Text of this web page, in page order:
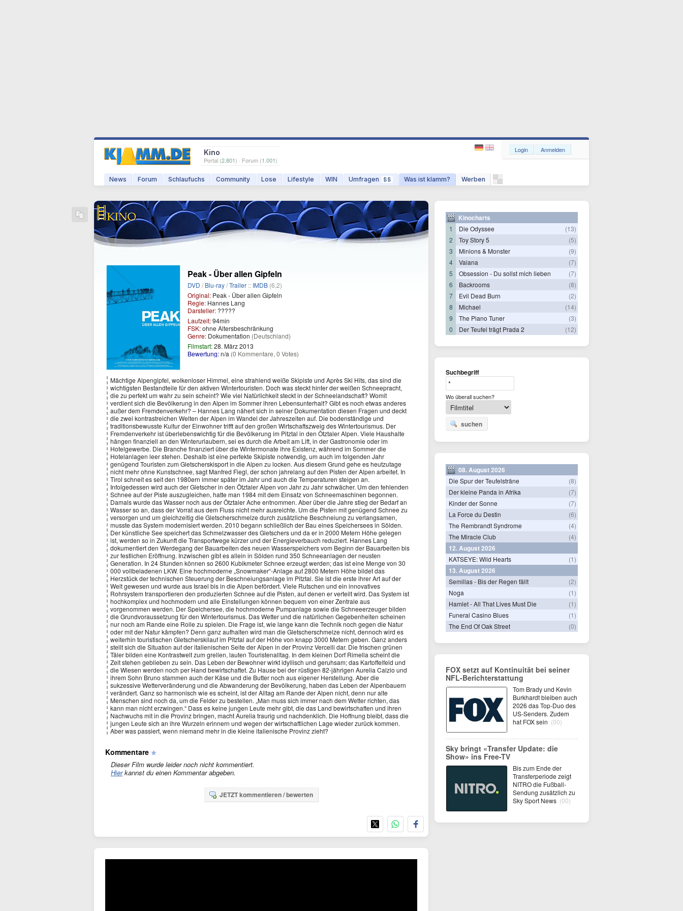
Kino
Portal (2.801) · Forum (1.001)
News Forum Schlaufuchs Community Lose Lifestyle WIN Umfragen $$ Was ist klamm? Werben
Login Anmelden
Peak - Über allen Gipfeln
DVD /Blu-ray/Trailer :: IMDB (6,2)
Original: Peak - Über allen Gipfeln
Regie: Hannes Lang
Darsteller: ?????
Laufzeit:94min
FSK:ohne Altersbeschränkung
Genre: Dokumentation (Deutschland)
Filmstart:28. März 2013
Bewertung:n/a (0 Kommentare, 0 Votes)
Mächtige Alpengipfel, wolkenloser Himmel, eine strahlend weiße Skipiste und Après Ski Hits, das sind die
wichtigsten Bestandteile für den aktiven Wintertouristen. Doch was steckt hinter der weißen Schneepracht,
die zu perfekt um wahr zu sein scheint? Wie viel Natürlichkeit steckt in der Schneelandschaft? Womit
verdient sich die Bevölkerung in den Alpen im Sommer ihren Lebensunterhalt? Gibt es noch etwas anderes
außer dem Fremdenverkehr? – Hannes Lang nähert sich in seiner Dokumentation diesen Fragen und deckt
die zwei kontrastreichen Welten der Alpen im Wandel der Jahreszeiten auf. Die bodenständige und
traditionsbewusste Kultur der Einwohner trifft auf den großen Wirtschaftszweig des Wintertourismus. Der
Fremdenverkehr ist überlebenswichtig für die Bevölkerung im Pitztal in den Ötztaler Alpen. Viele Haushalte
hängen finanziell an den Winterurlaubern, sei es durch die Arbeit am Lift, in der Gastronomie oder im
Hotelgewerbe. Die Branche finanziert über die Wintermonate ihre Existenz, während im Sommer die
Hotelanlagen leer stehen. Deshalb ist eine perfekte Skipiste notwendig, um auch im folgenden Jahr
genügend Touristen zum Gletscherskisport in die Alpen zu locken. Aus diesem Grund gehe es heutzutage
nicht mehr ohne Kunstschnee, sagt Manfred Fiegl, der schon jahrelang auf den Pisten der Alpen arbeitet. In
Tirol schneit es seit den 1980ern immer später im Jahr und auch die Temperaturen steigen an.
Infolgedessen wird auch der Gletscher in den Ötztaler Alpen von Jahr zu Jahr schwächer. Um den fehlenden
Schnee auf der Piste auszugleichen, hatte man 1984 mit dem Einsatz von Schneemaschinen begonnen.
Damals wurde das Wasser noch aus der Ötztaler Ache entnommen. Aber über die Jahre stieg der Bedarf an
Wasser so an, dass der Vorrat aus dem Fluss nicht mehr ausreichte. Um die Pisten mit genügend Schnee zu
versorgen und um gleichzeitig die Gletscherschmelze durch zusätzliche Beschneiung zu verlangsamen,
musste das System modernisiert werden. 2010 begann schließlich der Bau eines Speichersees in Sölden.
Der künstliche See speichert das Schmelzwasser des Gletschers und da er in 2000 Metern Höhe gelegen
ist, werden so in Zukunft die Transportwege kürzer und der Energieverbauch reduziert. Hannes Lang
dokumentiert den Werdegang der Bauarbeiten des neuen Wasserspeichers vom Beginn der Bauarbeiten bis
zur festlichen Eröffnung. Inzwischen gibt es allein in Sölden rund 350 Schneeanlagen der neusten
Generation. In 24 Stunden können so 2600 Kubikmeter Schnee erzeugt werden; das ist eine Menge von 30
000 vollbeladenen LKW. Eine hochmoderne „Snowmaker“-Anlage auf 2800 Metern Höhe bildet das
Herzstück der technischen Steuerung der Beschneiungsanlage im Pitztal. Sie ist die erste ihrer Art auf der
Welt gewesen und wurde aus Israel bis in die Alpen befördert. Viele Rutschen und ein innovatives
Rohrsystem transportieren den produzierten Schnee auf die Pisten, auf denen er verteilt wird. Das System ist
hochkomplex und hochmodern und alle Einstellungen können bequem von einer Zentrale aus
vorgenommen werden. Der Speichersee, die hochmoderne Pumpanlage sowie die Schneeerzeuger bilden
die Grundvoraussetzung für den Wintertourismus. Das Wetter und die natürlichen Gegebenheiten scheinen
nur noch am Rande eine Rolle zu spielen. Die Frage ist, wie lange kann die Technik noch gegen die Natur
oder mit der Natur kämpfen? Denn ganz aufhalten wird man die Gletscherschmelze nicht, dennoch wird es
weiterhin touristischen Gletscherskilauf im Pitztal auf der Höhe von knapp 3000 Metern geben. Ganz anders
stellt sich die Situation auf der italienischen Seite der Alpen in der Provinz Vercelli dar. Die frischen grünen
Täler bilden eine Kontrastwelt zum grellen, lauten Touristenalltag. In dem kleinen Dorf Rimella scheint die
Zeit stehen geblieben zu sein. Das Leben der Bewohner wirkt idyllisch und geruhsam; das Kartoffelfeld und
die Wiesen werden noch per Hand bewirtschaftet. Zu Hause bei der rüstigen 82-jährigen Aurelia Calzio und
ihrem Sohn Bruno stammen auch der Käse und die Butter noch aus eigener Herstellung. Aber die
sukzessive Wetterveränderung und die Abwanderung der Bevölkerung, haben das Leben der Alpenbauern
verändert. Ganz so harmonisch wie es scheint, ist der Alltag am Rande der Alpen nicht, denn nur alte
Menschen sind noch da, um die Felder zu bestellen. „Man muss sich immer nach dem Wetter richten, das
kann man nicht erzwingen.“ Dass es keine jungen Leute mehr gibt, die das Land bewirtschaften und ihren
Nachwuchs mit in die Provinz bringen, macht Aurelia traurig und nachdenklich. Die Hoffnung bleibt, dass die
jungen Leute sich an ihre Wurzeln erinnern und wegen der wirtschaftlichen Lage wieder zurück kommen.
Aber was passiert, wenn niemand mehr in die kleine italienische Provinz zieht?
Kommentare
Dieser Film wurde leider noch nicht kommentiert.
Hierkannst du einen Kommentar abgeben.
JETZT kommentieren / bewerten
Kinocharts
1 Die Odyssee
(13)
2
Toy Story 5
(5)
3
Minions & Monster
(9)
4
Vaiana
(7)
5
Obsession - Du sollst mich lieben
(7)
6
Backrooms
(8)
7
Evil Dead Burn
(2)
8
Michael
(14)
9
The Piano Tuner
(3)
0
Der Teufel trägt Prada 2 (12)
Suchbegriff
Wo überall suchen?
suchen
08. August 2026
Die Spur der Teufelsträne
(8)
Der kleine Panda in Afrika
(7)
Kinder der Sonne
(7)
La Force du Destin
(6)
The Rembrandt Syndrome
(4)
The Miracle Club
(4)
12. August 2026
KATSEYE: Wild Hearts (1)
13. August 2026
Semillas - Bis der Regen fällt
(2)
Noga
(1)
Hamlet - All That Lives Must Die
(1)
Funeral Casino Blues
(1)
The End Of Oak Street
(0)
FOX setzt auf Kontinuität bei seiner
NFL-Berichterstattung
Tom Brady und Kevin
Burkhardt bleiben auch
2026 das Top-Duo des
US-Senders. Zudem
hat FOX sein (00)
Sky bringt «Transfer Update: die
Show» ins Free-TV
Bis zum Ende der
Transferperiode zeigt
NITRO die Fußball-
Sendung zusätzlich zu
Sky Sport News (00)